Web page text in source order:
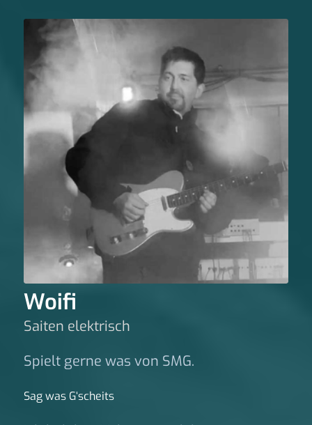
Woifi
Saiten elektrisch
Spielt gerne was von SMG.
Sag was G‘scheits